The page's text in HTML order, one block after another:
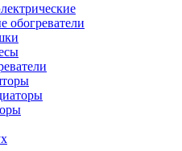
обогреватели